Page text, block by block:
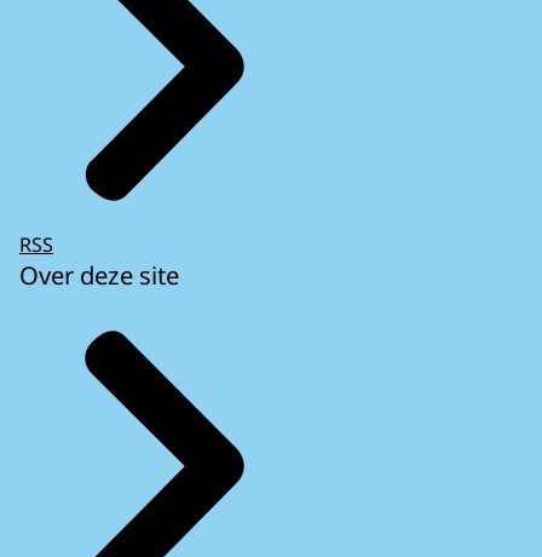
RSS
Over deze site